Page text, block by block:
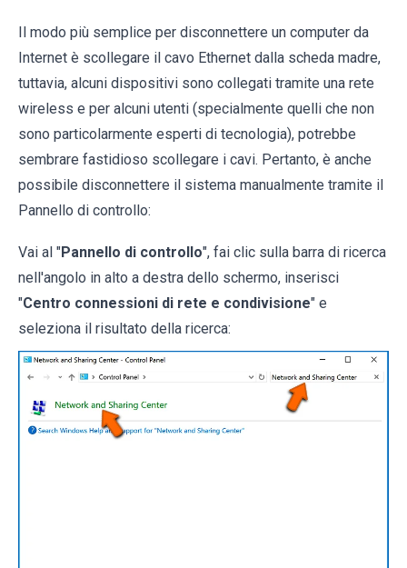
Il modo più semplice per disconnettere un computer da
Internet è scollegare il cavo Ethernet dalla scheda madre,
tuttavia, alcuni dispositivi sono collegati tramite una rete
wireless e per alcuni utenti (specialmente quelli che non
sono particolarmente esperti di tecnologia), potrebbe
sembrare fastidioso scollegare i cavi. Pertanto, è anche
possibile disconnettere il sistema manualmente tramite il
Pannello di controllo:
Vai al "Pannello di controllo", fai clic sulla barra di ricerca
nell'angolo in alto a destra dello schermo, inserisci
"Centro connessioni di rete e condivisione" e
seleziona il risultato della ricerca: